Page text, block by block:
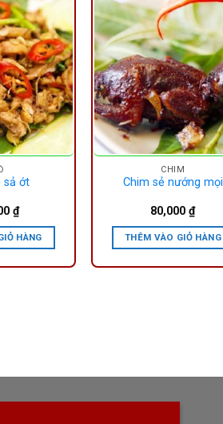
sả ớt
₫
HÀNG
CHIM
Chim sẻ nướng mọi
80,000₫
THÊM VÀO GIỎ HÀNG